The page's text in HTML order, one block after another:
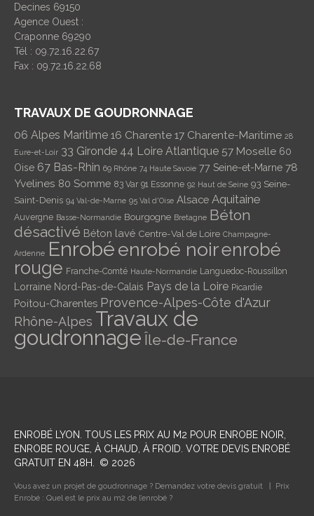
Decines 69150
Agence Ouest :
Craponne 69290
Tél : 09.72.16.22.67
Fax : 09.72.16.22.68
TRAVAUX DE GOUDRONNAGE
06 Alpes Maritime 16 Charente 17 Charente-Maritime 28
Eure-et-Loir 33 Gironde 44 Loire Atlantique 57 Moselle 60
Oise 67 Bas-Rhin 69 Rhône 74 Haute Savoie 77 Seine-et-Marne 78
Yvelines 80 Somme 83 Var 91 Essonne 92 Haut de Seine 93 Seine-
Saint-Denis 94 Val-de-Marne 95 Val d'Oise Alsace Aquitaine
Auvergne Basse-Normandie Bourgogne Bretagne Béton
désactivé Béton lavé Centre-Val de Loire Champagne-
Ardenne Enrobéenrobé noirenrobé
rouge Franche-Comté Haute-Normandie Languedoc-Roussillon
Lorraine Nord-Pas-de-Calais Pays de la Loire Picardie
Poitou-Charentes Provence-Alpes-Côte d'Azur
Rhône-Alpes Travaux de
goudronnage Île-de-France
ENROBÉ LYON . TOUS LES PRIX AU M2 POUR ENROBE NOIR,
ENROBE ROUGE, À CHAUD, À FROID. VOTRE DEVIS ENROBÉ
GRATUIT EN 48H.
© 2026
Vous avez un projet de goudronnage ? Demandez votre devis gratuit
Prix
Enrobé : Quel est le prix au m2 de l’enrobé ?